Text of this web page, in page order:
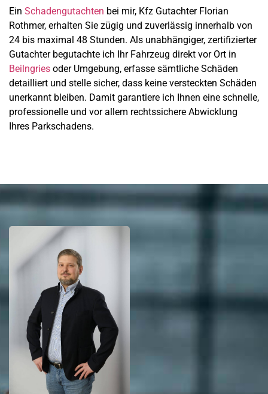
Ein Schadengutachten bei mir, Kfz Gutachter Florian
Rothmer, erhalten Sie zügig und zuverlässig innerhalb von
24 bis maximal 48 Stunden. Als unabhängiger, zertifizierter
Gutachter begutachte ich Ihr Fahrzeug direkt vor Ort in
Beilngries oder Umgebung, erfasse sämtliche Schäden
detailliert und stelle sicher, dass keine versteckten Schäden
unerkannt bleiben. Damit garantiere ich Ihnen eine schnelle,
professionelle und vor allem rechtssichere Abwicklung
Ihres Parkschadens.